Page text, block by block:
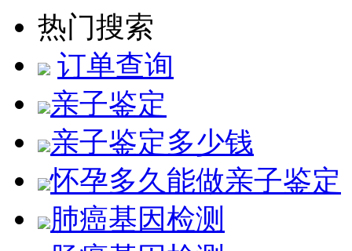
热门搜索
订单查询
亲子鉴定
亲子鉴定多少钱
怀孕多久能做亲子鉴定
肺癌基因检测